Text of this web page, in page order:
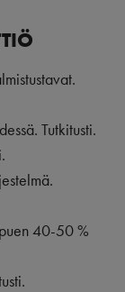
Tutkitusti.
40-50 %